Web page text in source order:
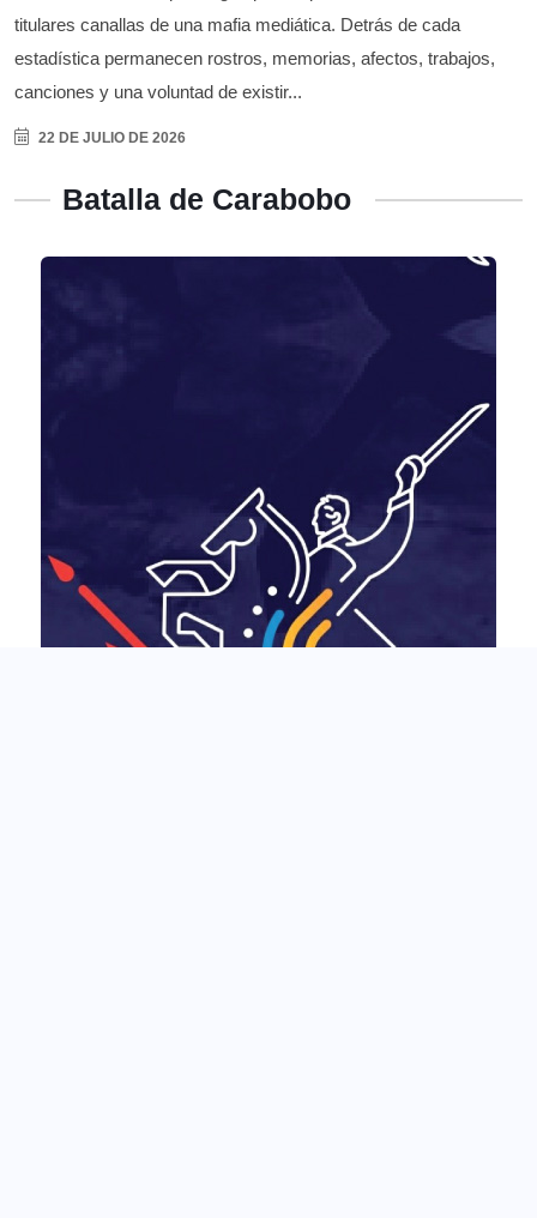
titulares canallas de una mafia mediática. Detrás de cada
estadística permanecen rostros, memorias, afectos, trabajos,
canciones y una voluntad de existir...
22 DE JULIO DE 2026
Batalla de Carabobo